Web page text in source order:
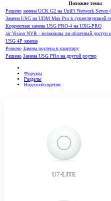
Похожие темы
Решено замена UCK G2 на UniFi Network Server
Замена USG на UDM Max Pro в существующей
Корректная замена USG PRO-4 на UXG-PRO
air Vision NVR - возможны ли облачный доступ и
USG 4P замена
Решено Замена роутера в квартиру
Решено Замена USG PRo на другой роутер
Форумы
Разделы
Видеонаблюдение
U7-LITE